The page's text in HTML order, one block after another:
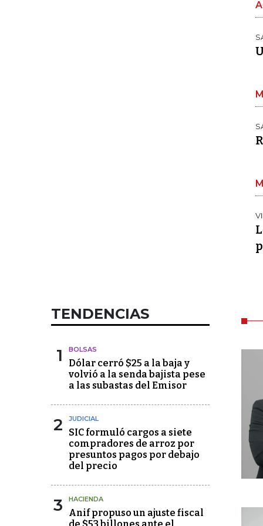
TENDENCIAS
1 BOLSAS
Dólar cerró $25 a la baja y
volvió a la senda bajista pese
a las subastas del Emisor
2 JUDICIAL
SIC formuló cargos a siete
compradores de arroz por
presuntos pagos por debajo
del precio
3 HACIENDA
Anif propuso un ajuste fiscal
de $53 billones ante el